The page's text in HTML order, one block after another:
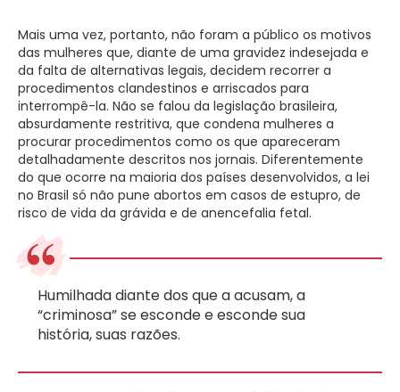
Mais uma vez, portanto, não foram a público os motivos
das mulheres que, diante de uma gravidez indesejada e
da falta de alternativas legais, decidem recorrer a
procedimentos clandestinos e arriscados para
interrompê-la. Não se falou da legislação brasileira,
absurdamente restritiva, que condena mulheres a
procurar procedimentos como os que apareceram
detalhadamente descritos nos jornais. Diferentemente
do que ocorre na maioria dos países desenvolvidos, a lei
no Brasil só não pune abortos em casos de estupro, de
risco de vida da grávida e de anencefalia fetal.
Humilhada diante dos que a acusam, a
“criminosa” se esconde e esconde sua
história, suas razões.